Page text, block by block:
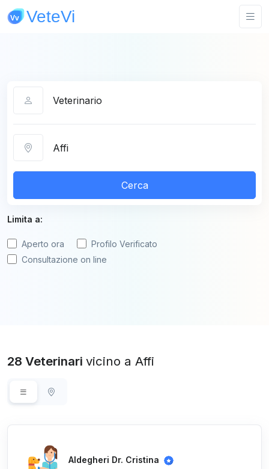
Cerca
Limita a:
Aperto ora
Profilo Verificato
Consultazione on line
28 Veterinari vicino a Affi
Aldegheri Dr. Cristina